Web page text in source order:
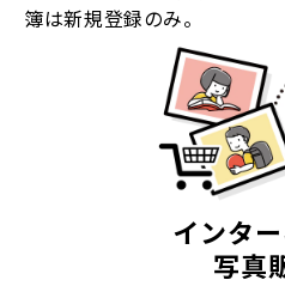
簿は新規登録のみ。
インタ
写真